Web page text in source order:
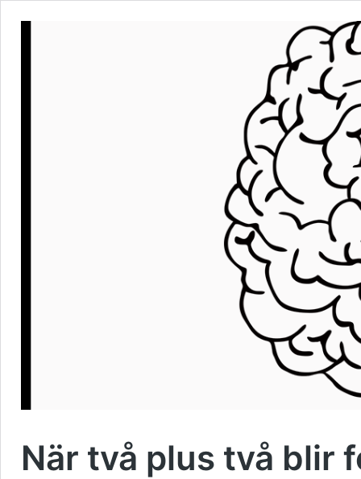
När två plus två blir